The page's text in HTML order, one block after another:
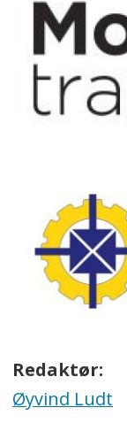
Redaktør:
Øyvind Ludt